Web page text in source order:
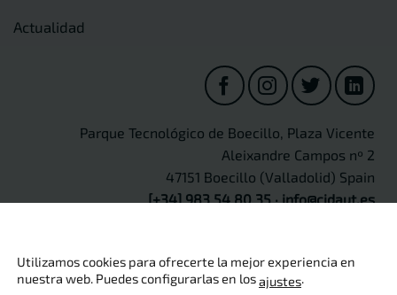
Actualidad
Parque Tecnológico de Boecillo, Plaza Vicente
Aleixandre Campos nº 2
47151 Boecillo (Valladolid) Spain
[+34] 983 54 80 35·info@cidaut.es
Copyright 2026 © CIDAUT
Utilizamos cookies para ofrecerte la mejor experiencia en
nuestra web. Puedes configurarlas en losajustes.